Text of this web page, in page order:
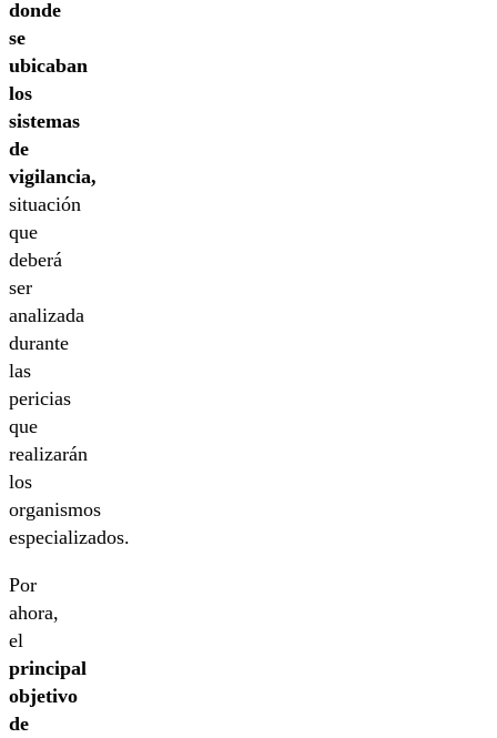
donde
se
ubicaban
los
sistemas
de
vigilancia,
situación
que
deberá
ser
analizada
durante
las
pericias
que
realizarán
los
organismos
especializados.
Por
ahora,
el
principal
objetivo
de